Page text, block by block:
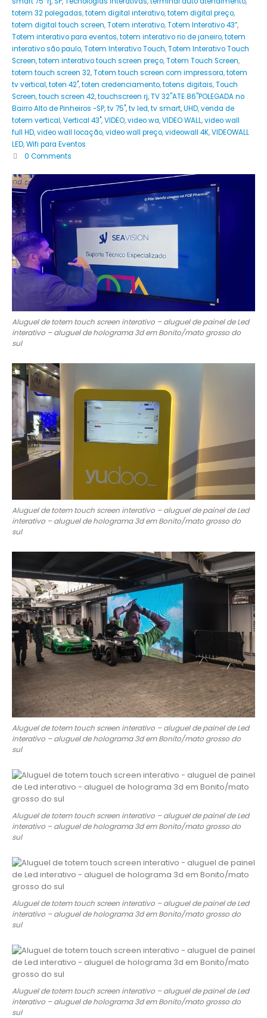
totem 32 polegadas,totem digital interativo,totem digital preço,
totem digital touch screen,Totem interativo,Totem Interativo 43”,
Totem interativo para eventos,totem interativo rio de janeiro,totem
interativo são paulo,Totem Interativo Touch,Totem Interativo Touch
Screen,totem interativo touch screen preço,Totem Touch Screen,
totem touch screen 32,Totem touch screen com impressora,totem
tv vertical,toten 42",toten credenciamento,totens digitais,Touch
Screen,touch screen 42,touchscreen rj,TV 32''ATE 86''POLEGADA no
Bairro‎ Alto de Pinheiros‎ -SP,tv 75",tv led,tv smart,UHD,venda de
totem vertical,Vertical 43",VIDEO,video wa,VIDEO WALL,video wall
full HD,video wall locação,video wall preço,videowall 4K,VIDEOWALL
LED,Wifi para Eventos
0 Comments
Aluguel de totem touch screen interativo – aluguel de painel de Led
interativo – aluguel de holograma 3d em Bonito/mato grosso do
sul
Aluguel de totem touch screen interativo – aluguel de painel de Led
interativo – aluguel de holograma 3d em Bonito/mato grosso do
sul
Aluguel de totem touch screen interativo – aluguel de painel de Led
interativo – aluguel de holograma 3d em Bonito/mato grosso do
sul
Aluguel de totem touch screen interativo – aluguel de painel de Led
interativo – aluguel de holograma 3d em Bonito/mato grosso do
sul
Aluguel de totem touch screen interativo – aluguel de painel de Led
interativo – aluguel de holograma 3d em Bonito/mato grosso do
sul
Aluguel de totem touch screen interativo – aluguel de painel de Led
interativo – aluguel de holograma 3d em Bonito/mato grosso do
sul